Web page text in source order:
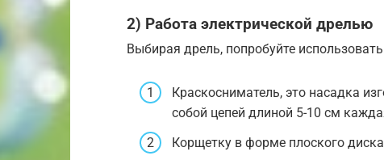
2) Работа электрической дрелью
Выбирая дрель, попробуйте
Краскосниматель, это насадка
собой цепей длиной 5-10 см
Корщетку в форме плоского